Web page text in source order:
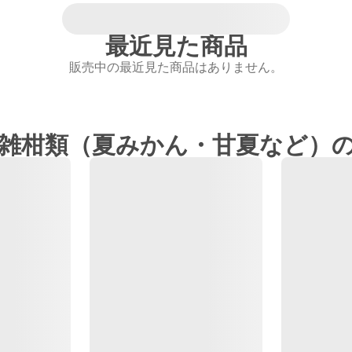
最近見た商品
販売中の最近見た商品はありません。
柑類（夏みかん・甘夏など）